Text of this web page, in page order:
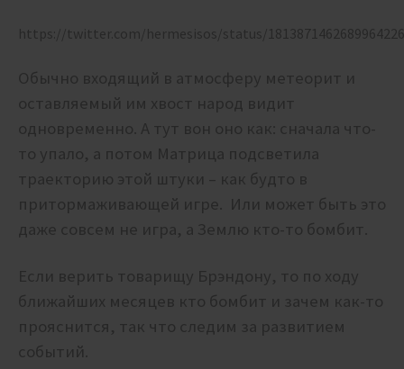
https://twitter.com/hermesisos/status/1813871462689964226
Обычно входящий в атмосферу метеорит и
оставляемый им хвост народ видит
одновременно. А тут вон оно как: сначала что-
то упало, а потом Матрица подсветила
траекторию этой штуки – как будто в
притормаживающей игре. Или может быть это
даже совсем не игра, а Землю кто-то бомбит.
Если верить товарищу Брэндону, то по ходу
ближайших месяцев кто бомбит и зачем как-то
прояснится, так что следим за развитием
событий.